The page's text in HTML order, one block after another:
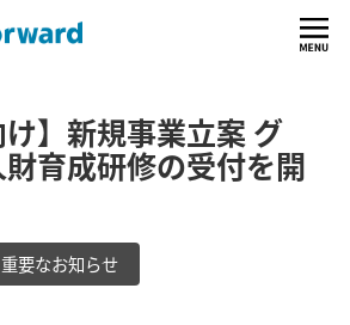
け】新規事業立案 グ
育成研修の受付を開
重要なお知らせ